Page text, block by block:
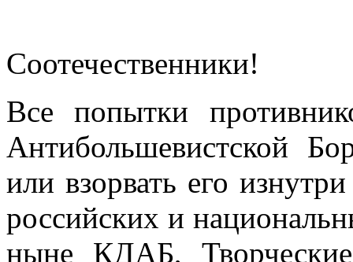
Соотечественники!
Все попытки
Антибольшевистской
или взорвать его
российских и
ныне КДАБ,